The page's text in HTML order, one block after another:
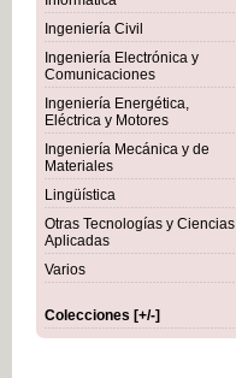
Ingeniería Civil
Ingeniería Electrónica y
Comunicaciones
Ingeniería Energética,
Eléctrica y Motores
Ingeniería Mecánica y de
Materiales
Lingüística
Otras Tecnologías y Ciencias
Aplicadas
Varios
Colecciones [+/-]